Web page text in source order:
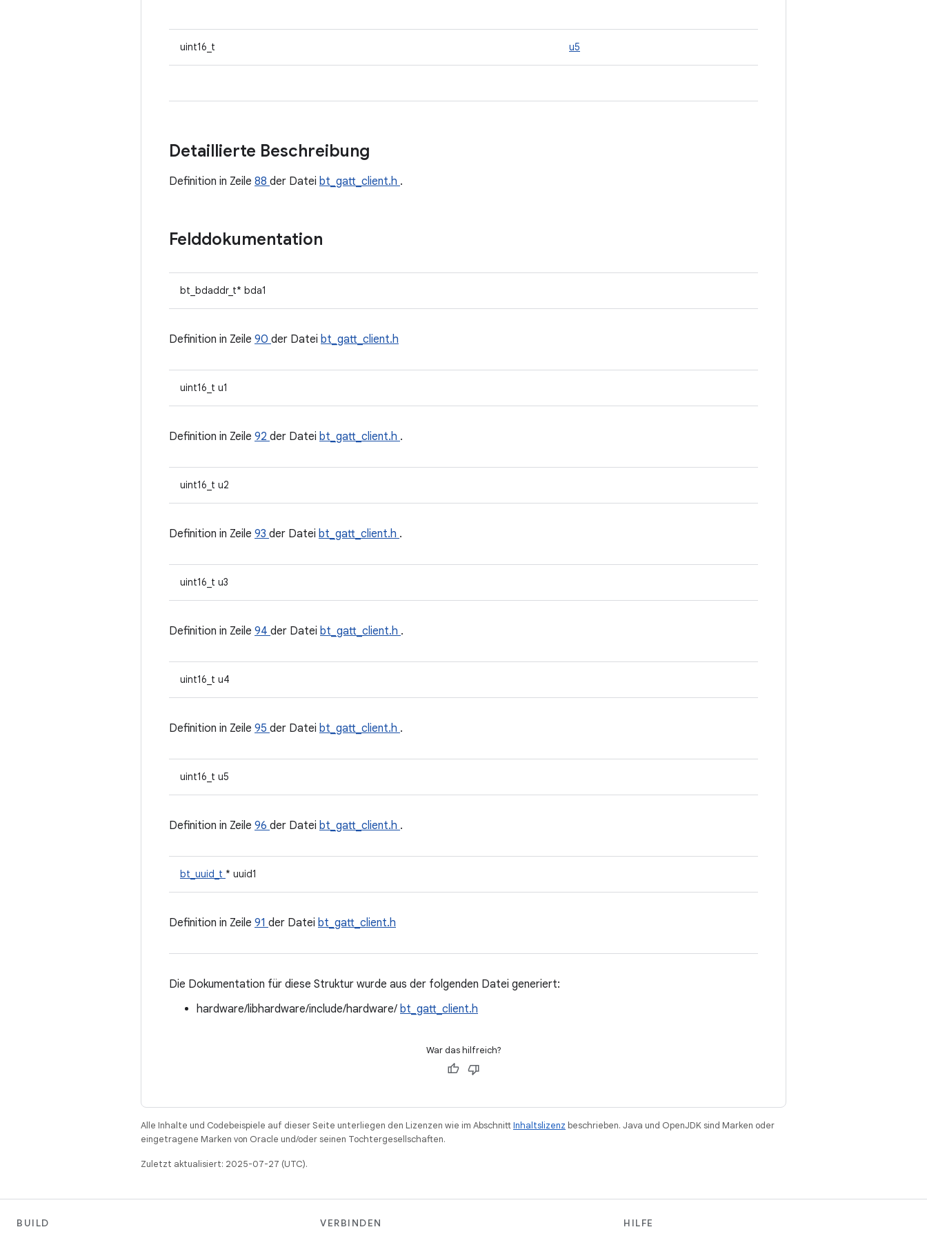
uint16_t u5
Detaillierte Beschreibung
Definition in Zeile 88 der Datei bt_gatt_client.h .
Felddokumentation
bt_bdaddr_t* bda1
Definition in Zeile 90 der Datei bt_gatt_client.h
uint16_t u1
Definition in Zeile 92 der Datei bt_gatt_client.h .
uint16_t u2
Definition in Zeile 93 der Datei bt_gatt_client.h .
uint16_t u3
Definition in Zeile 94 der Datei bt_gatt_client.h .
uint16_t u4
Definition in Zeile 95 der Datei bt_gatt_client.h .
uint16_t u5
Definition in Zeile 96 der Datei bt_gatt_client.h .
bt_uuid_t * uuid1
Definition in Zeile 91 der Datei bt_gatt_client.h
Die Dokumentation für diese Struktur wurde aus der folgenden Datei generiert:
hardware/libhardware/include/hardware/ bt_gatt_client.h
War das hilfreich?
Alle Inhalte und Codebeispiele auf dieser Seite unterliegen den Lizenzen wie im AbschnittInhaltslizenz beschrieben. Java und OpenJDK sind Marken oder
eingetragene Marken von Oracle und/oder seinen Tochtergesellschaften.
Zuletzt aktualisiert: 2025-07-27 (UTC).
BUILD VERBINDEN HILFE